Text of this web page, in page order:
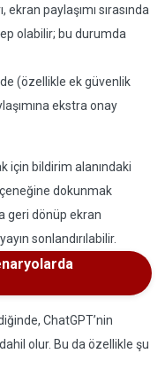
paylaşımı sırasında
olabilir; bu durumda
(özellikle ek güvenlik
ekstra onay
için bildirim alanındaki
dokunmak
geri dönüp ekran
sonlandırılabilir.
ChatGPT’nin
olur. Bu da özellikle şu